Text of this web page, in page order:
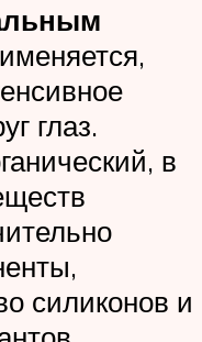
глаз.
в
силиконов и